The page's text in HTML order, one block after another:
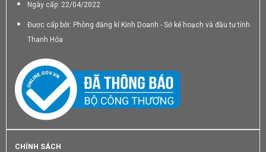
Ngày cấp: 22/04/2022
Được cấp bởi: Phòng đăng kí Kinh Doanh - Sở kế hoạch và đầu tư tỉnh
Thanh Hóa
CHÍNH SÁCH